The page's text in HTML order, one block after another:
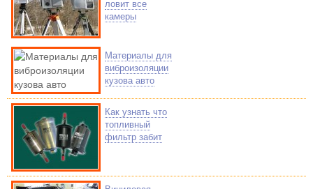
ловит все
камеры
Материалы для
виброизоляции
кузова авто
Как узнать что
топливный
фильтр забит